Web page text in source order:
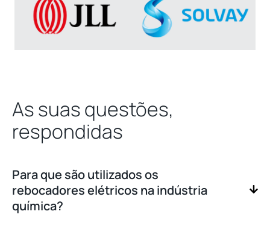
As suas questões,
respondidas
Para que são utilizados os
rebocadores elétricos na indústria
química?